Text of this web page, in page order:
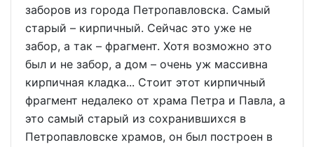
заборов из города Петропавловска. Самый
старый – кирпичный. Сейчас это уже не
забор, а так – фрагмент. Хотя возможно это
был и не забор, а дом – очень уж массивна
кирпичная кладка... Стоит этот кирпичный
фрагмент недалеко от храма Петра и Павла, а
это самый старый из сохранившихся в
Петропавловске храмов, он был построен в